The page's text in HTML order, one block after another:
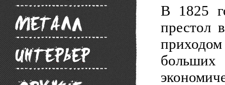
В 1825
престол